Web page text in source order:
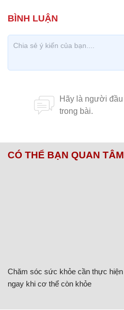
CÓ THỂ BẠN QUAN TÂM
Chăm sóc sức khỏe cần thực hiện
ngay khi cơ thể còn khỏe